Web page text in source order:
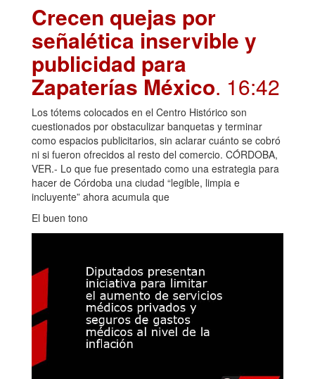
Crecen quejas por
señalética inservible y
publicidad para
Zapaterías México. 16:42
Los tótems colocados en el Centro Histórico son
cuestionados por obstaculizar banquetas y terminar
como espacios publicitarios, sin aclarar cuánto se cobró
ni si fueron ofrecidos al resto del comercio. CÓRDOBA,
VER.- Lo que fue presentado como una estrategia para
hacer de Córdoba una ciudad “legible, limpia e
incluyente” ahora acumula que
El buen tono